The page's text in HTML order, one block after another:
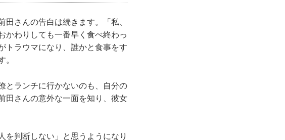
さんの告白は続きます。「私、
かわりしても一番早く食べ終わっ
トラウマになり、誰かと食事をす
。
とランチに行かないのも、自分の
田さんの意外な一面を知り、彼女
を判断しない」と思うようになり